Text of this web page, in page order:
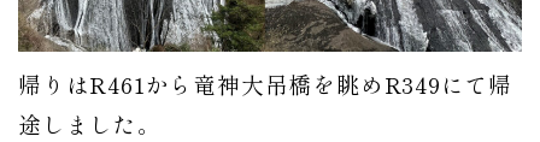
帰りはR461から竜神大吊橋を眺めR349にて帰
途しました。